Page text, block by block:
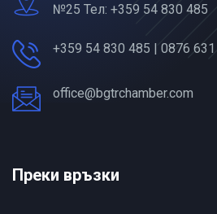
№25 Тел: +359 54 830 485
+359 54 830 485 | 0876
office@bgtrchamber.com
Преки връзки